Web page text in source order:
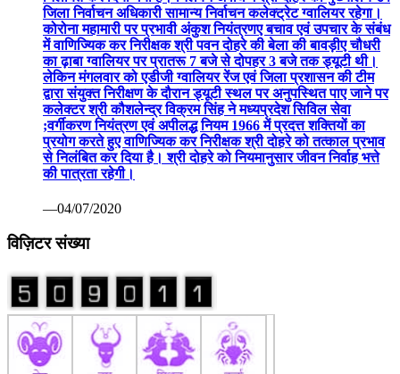
जिला निर्वाचन अधिकारी सामान्य निर्वाचन कलेक्ट्रेट ग्वालियर रहेगा।
कोरोना महामारी पर प्रभावी अंकुश नियंत्रणए बचाव एवं उपचार के संबंध
में वाणिज्यिक कर निरीक्षक श्री पवन दोहरे की बेला की बावड़ीए चौधरी
का ढ़ाबा ग्वालियर पर प्रातरू 7 बजे से दोपहर 3 बजे तक ड्यूटी थी।
लेकिन मंगलवार को एडीजी ग्वालियर रेंज एवं जिला प्रशासन की टीम
द्वारा संयुक्त निरीक्षण के दौरान ड्यूटी स्थल पर अनुपस्थित पाए जाने पर
कलेक्टर श्री कौशलेन्द्र विक्रम सिंह ने मध्यप्रदेश सिविल सेवा
;वर्गीकरण नियंत्रण एवं अपीलद्ध नियम 1966 में प्रदत्त शक्तियों का
प्रयोग करते हुए वाणिज्यिक कर निरीक्षक श्री दोहरे को तत्काल प्रभाव
से निलंबित कर दिया है। श्री दोहरे को नियमानुसार जीवन निर्वाह भत्ते
की पात्रता रहेगी।
—04/07/2020
विज़िटर संख्या